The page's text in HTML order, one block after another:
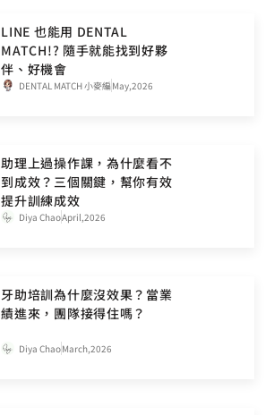
LINE 也能用 DENTAL
MATCH!? 隨手就能找到好夥
伴、好機會
DENTAL MATCH 小麥編May,2026
助理上過操作課，為什麼看不
到成效？三個關鍵，幫你有效
提升訓練成效
Diya ChaoApril,2026
牙助培訓為什麼沒效果？當業
績進來，團隊接得住嗎？
Diya ChaoMarch,2026